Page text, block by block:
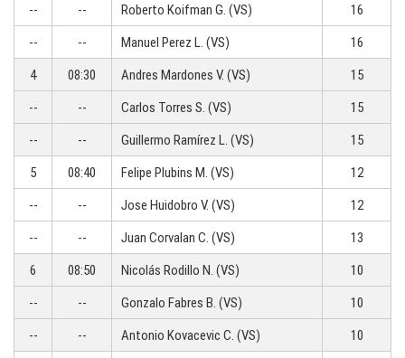
--
-- Roberto Koifman G. (VS)
16
--
-- Manuel Perez L. (VS)
16
4
08:30 Andres Mardones V. (VS)
15
--
-- Carlos Torres S. (VS)
15
--
-- Guillermo Ramírez L. (VS)
15
5
08:40 Felipe Plubins M. (VS)
12
--
-- Jose Huidobro V. (VS)
12
--
-- Juan Corvalan C. (VS)
13
6
08:50 Nicolás Rodillo N. (VS)
10
--
-- Gonzalo Fabres B. (VS)
10
--
-- Antonio Kovacevic C. (VS)
10